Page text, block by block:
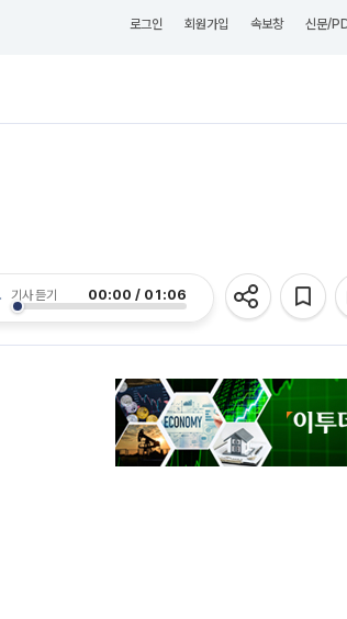
로그인 회원가입 속보창 신문/
기사 듣기 00:00 / 01:06